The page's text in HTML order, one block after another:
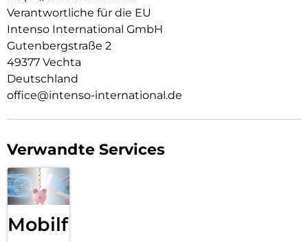
Erlebe die perfekte Verbindung aus Flexibilität und Power.
Der W30C² GaN Power Adapter ist der ideale Ersatz für
Deine Hände. Erhältlich in stilvollem Schwarz und Weiß – für
ein modernes Ladeerlebnis.
Verantwortliche für die EU
Intenso International GmbH
Gutenbergstraße 2
49377 Vechta
Deutschland
office@intenso-international.de
Verwandte Services
Mobilfunk